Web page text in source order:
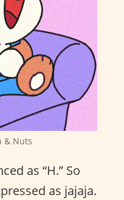
& Nuts
as “H.” So
as jajaja.